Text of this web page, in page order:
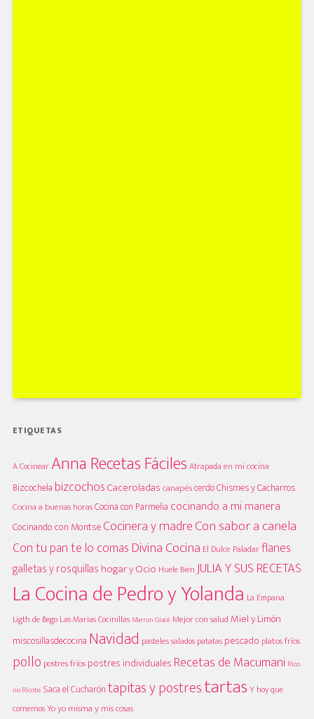
ETIQUETAS
A CocinearAnna Recetas FácilesAtrapada en mi cocina
Bizcochela bizcochosCaceroladascanapéscerdoChismes y Cacharros
Cocina a buenas horasCocina con Parmelia cocinando a mi manera
Cocinando con MontseCocinera y madreCon sabor a canela
Con tu pan te lo comasDivina Cocina El Dulce Paladarflanes
galletas y rosquillas hogar y Ocio Huele Bien JULIA Y SUS RECETAS
La Cocina de Pedro y Yolanda La Empana
Ligth de Bego Las Marias Cocinillas Marron GlacèMejor con saludMiel y Limón
miscosillasdecocina Navidad pasteles salados patatas pescado platos fríos
pollo postres fríospostres individuales Recetas de Macumani Rico
no Ricote Saca el Cucharóntapitas y postrestartas Y hoy que
comemosYo yo misma y mis cosas